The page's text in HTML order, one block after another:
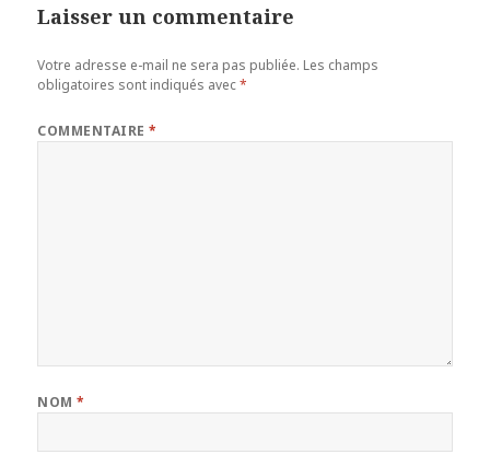
Laisser un commentaire
Votre adresse e-mail ne sera pas publiée. Les champs
obligatoires sont indiqués avec*
COMMENTAIRE*
NOM*